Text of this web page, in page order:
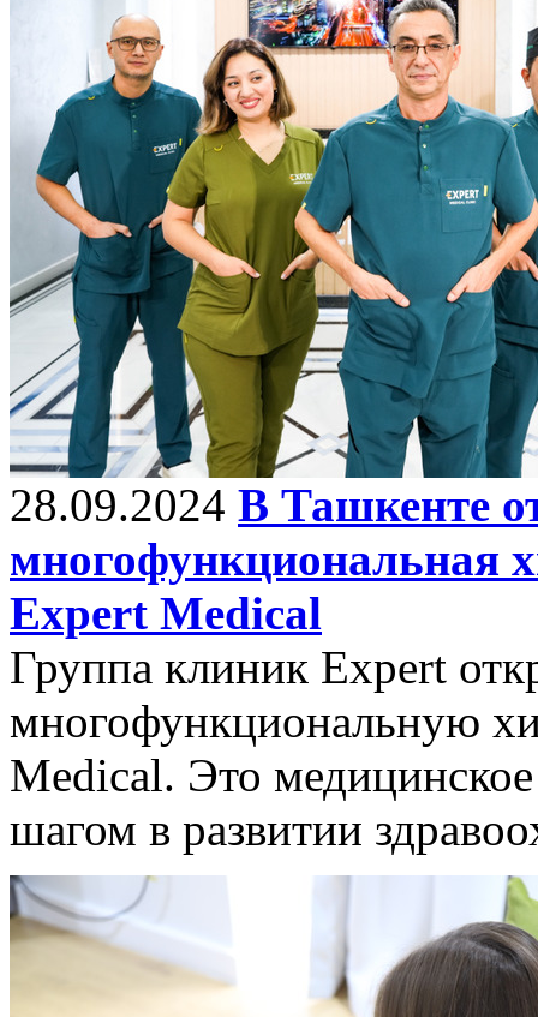
28.09.2024 В Ташкенте
многофункциональная
Expert Medical
Группа клиник Expert
многофункциональную
Medical. Это
шагом в развитии